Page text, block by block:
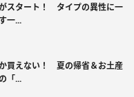
スタート！ タイプの異性に一
一...
買えない！ 夏の帰省＆お土産
「...